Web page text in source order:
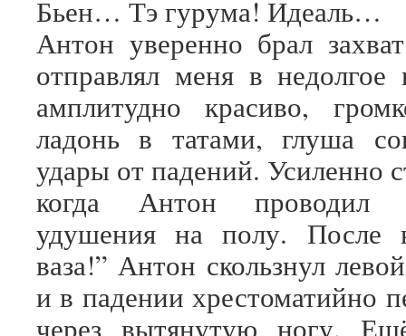
Бьен… Тэ гурума! Идеаль…
Антон уверенно брал
отправлял меня в
амплитудно красиво,
ладонь в татами, глуша
удары от падений. Усиленно
когда Антон проводил
удушения на полу. После
ваза!” Антон скользнул
и в падении хрестоматийно
через вытянутую ногу.